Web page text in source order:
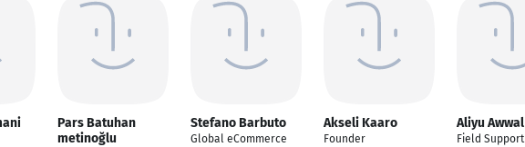
Pars Batuhan
metinoğlu
Stefano Barbuto
Global eCommerce
Akseli Kaaro
Founder
Aliyu Awwal
Field Support